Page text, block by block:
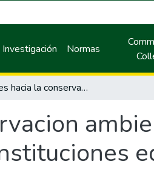
Investigación Normas
Actitudes hacia la conservacion ambiental en estudiantes de nivel secundaria en las instituciones educativas de la región San Martín